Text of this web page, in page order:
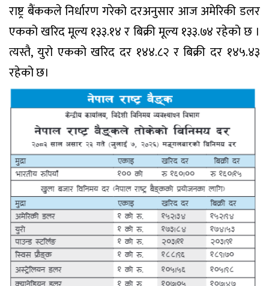
राष्ट्र बैंककले निर्धारण गरेको दरअनुसार आज अमेरिकी डलर
एकको खरिद मूल्य १३३.१४ र बिक्री मूल्य १३३.७४ रहेको छ ।
त्यस्तै, युरो एकको खरिद दर १४४.८२ र बिक्री दर १४५.४३
रहेको छ।